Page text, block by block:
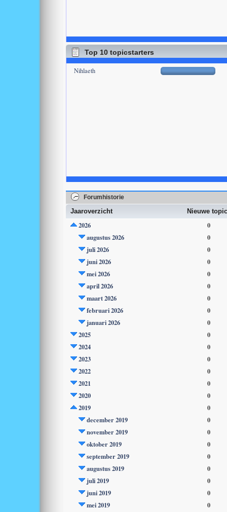
Top 10 topicstarters
Nihlaeth
Forumhistorie
Jaaroverzicht Nieuwe
2026
0
augustus 2026
0
juli 2026
0
juni 2026
0
mei 2026
0
april 2026
0
maart 2026
0
februari 2026
0
januari 2026
0
2025
0
2024
0
2023
0
2022
0
2021
0
2020
0
2019
0
december 2019
0
november 2019
0
oktober 2019
0
september 2019
0
augustus 2019
0
juli 2019
0
juni 2019
0
mei 2019
0